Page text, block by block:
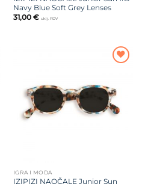
Navy Blue Soft Grey Lenses
31,00 € uklj. PDV
želja
IGRA I MODA
IZIPIZI NAOČALE Junior Sun